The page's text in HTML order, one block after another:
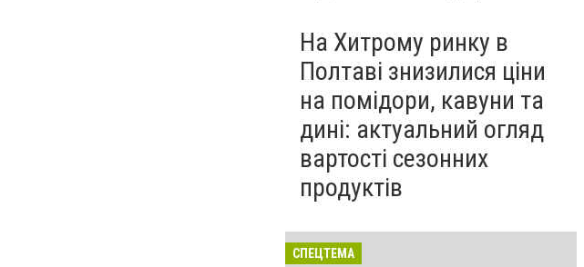
На Хитрому ринку в
Полтаві знизилися ціни
на помідори, кавуни та
дині: актуальний огляд
вартості сезонних
продуктів
СПЕЦТЕМА